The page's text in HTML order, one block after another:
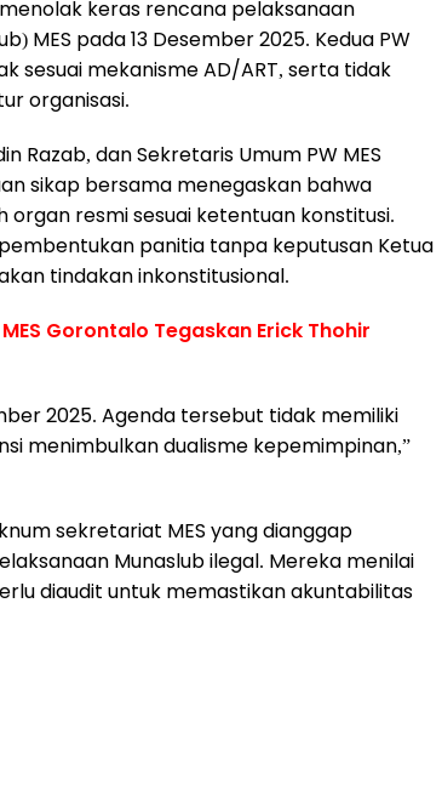
keras rencana pelaksanaan
MES pada 13 Desember 2025. Kedua PW
sesuai mekanisme AD/ART, serta tidak
organisasi.
Razab, dan Sekretaris Umum PW MES
sikap bersama menegaskan bahwa
resmi sesuai ketentuan konstitusi.
panitia tanpa keputusan Ketua
tindakan inkonstitusional.
Gorontalo Tegaskan Erick Thohir
2025. Agenda tersebut tidak memiliki
menimbulkan dualisme kepemimpinan,”
sekretariat MES yang dianggap
Munaslub ilegal. Mereka menilai
diaudit untuk memastikan akuntabilitas